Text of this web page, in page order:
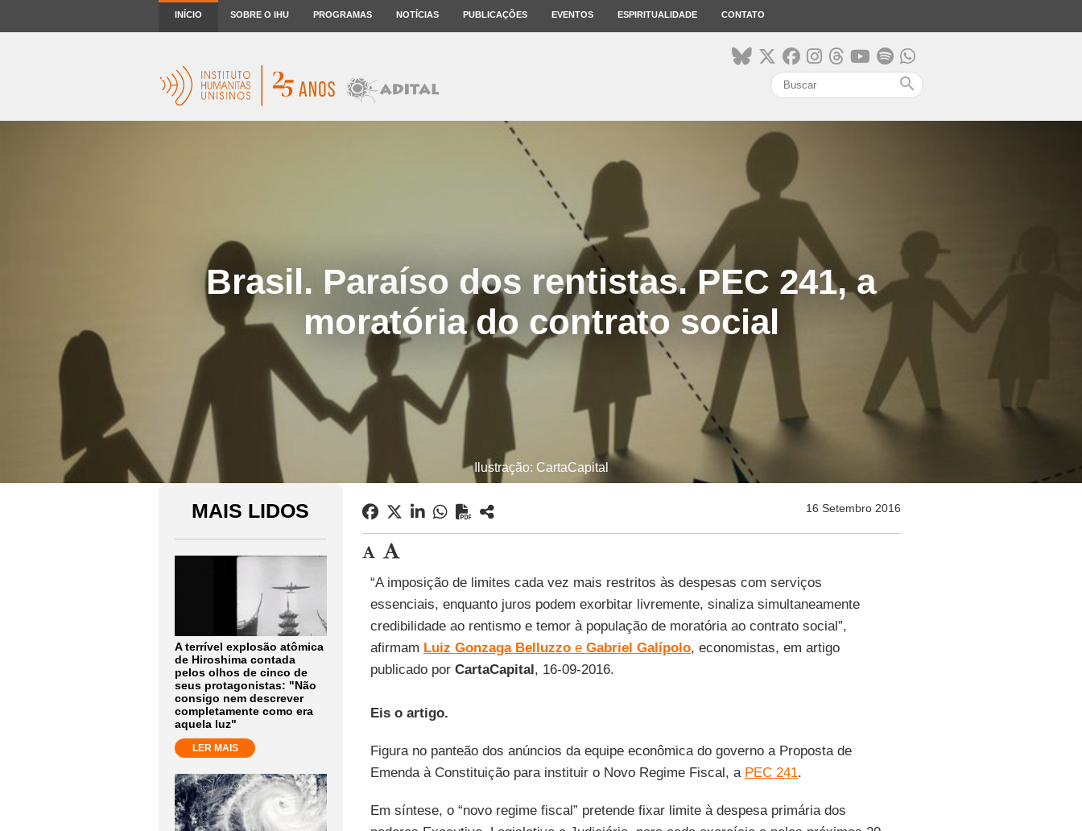
INÍCIO SOBRE O IHU PROGRAMAS NOTÍCIAS PUBLICAÇÕES EVENTOS ESPIRITUALIDADE CONTATO
search
Brasil. Paraíso dos rentistas. PEC 241, a
moratória do contrato social
Ilustração: CartaCapital
MAIS LIDOS
A terrível explosão atômica
de Hiroshima contada
pelos olhos de cinco de
seus protagonistas: "Não
consigo nem descrever
completamente como era
aquela luz"
LER MAIS
16 Setembro 2016
“A imposição de limites cada vez mais restritos às despesas com serviços
essenciais, enquanto juros podem exorbitar livremente, sinaliza simultaneamente
credibilidade ao rentismo e temor à população de moratória ao contrato social”,
afirmam Luiz Gonzaga Belluzzoe Gabriel Galípolo, economistas, em artigo
publicado por CartaCapital, 16-09-2016.
Eis o artigo.
Figura no panteão dos anúncios da equipe econômica do governo a Proposta de
Emenda à Constituição para instituir o Novo Regime Fiscal, a PEC 241.
Em síntese, o “novo regime fiscal” pretende fixar limite à despesa primária dos